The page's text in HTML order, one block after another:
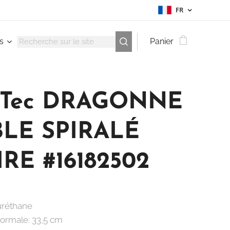
FR
Panier
DRAGONNE
SPIRALÉ
#16182502
33,5 cm